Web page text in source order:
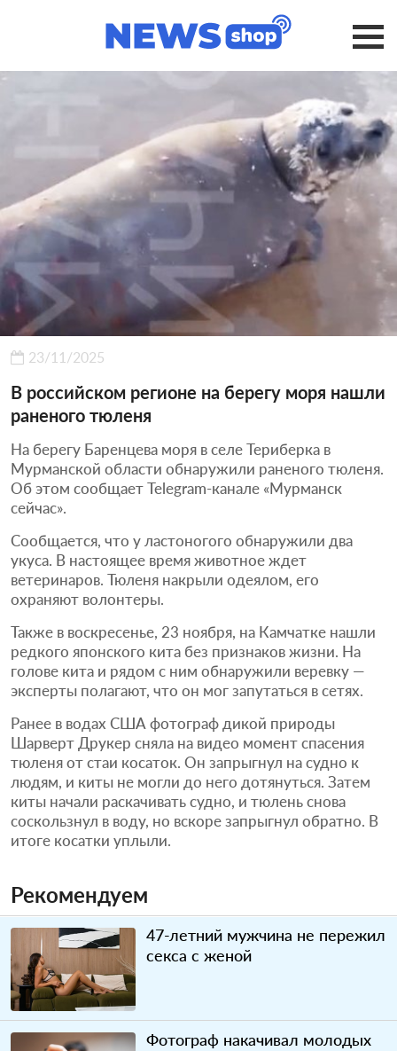
23/11/2025
В российском регионе на берегу моря нашли
раненого тюленя
На берегу Баренцева моря в селе Териберка в
Мурманской области обнаружили раненого тюленя.
Об этом сообщает Telegram-канале «Мурманск
сейчас».
Сообщается, что у ластоногого обнаружили два
укуса. В настоящее время животное ждет
ветеринаров. Тюленя накрыли одеялом, его
охраняют волонтеры.
Также в воскресенье, 23 ноября, на Камчатке нашли
редкого японского кита без признаков жизни. На
голове кита и рядом с ним обнаружили веревку —
эксперты полагают, что он мог запутаться в сетях.
Ранее в водах США фотограф дикой природы
Шарверт Друкер сняла на видео момент спасения
тюленя от стаи косаток. Он запрыгнул на судно к
людям, и киты не могли до него дотянуться. Затем
киты начали раскачивать судно, и тюлень снова
соскользнул в воду, но вскоре запрыгнул обратно. В
итоге косатки уплыли.
Рекомендуем
47-летний мужчина не пережил
секса с женой
Фотограф накачивал молодых